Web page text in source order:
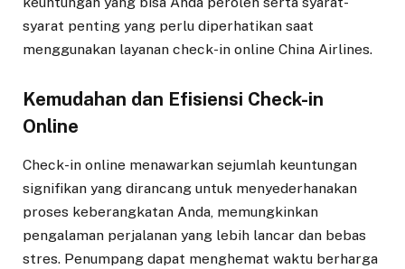
syarat penting yang perlu diperhatikan saat
menggunakan layanan check-in online China Airlines.
Kemudahan dan Efisiensi Check-in
Online
Check-in online menawarkan sejumlah keuntungan
signifikan yang dirancang untuk menyederhanakan
proses keberangkatan Anda, memungkinkan
pengalaman perjalanan yang lebih lancar dan bebas
stres. Penumpang dapat menghemat waktu berharga